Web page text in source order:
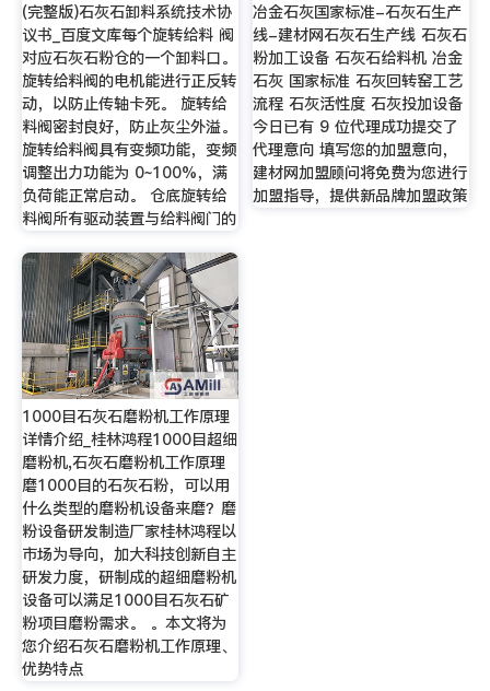
(完整版)石灰石卸料系统技术协
议书_百度文库每个旋转给料 阀
对应石灰石粉仓的一个卸料口。
旋转给料阀的电机能进行正反转
动，以防止传轴卡死。 旋转给
料阀密封良好，防止灰尘外溢。
旋转给料阀具有变频功能，变频
调整出力功能为 0~100%，满
负荷能正常启动。 仓底旋转给
料阀所有驱动装置与给料阀门的
冶金石灰国家标准-石灰石生产
线-建材网石灰石生产线 石灰石
粉加工设备 石灰石给料机 冶金
石灰 国家标准 石灰回转窑工艺
流程 石灰活性度 石灰投加设备
今日已有 9 位代理成功提交了
代理意向 填写您的加盟意向，
建材网加盟顾问将免费为您进行
加盟指导，提供新品牌加盟政策
1000目石灰石磨粉机工作原理
详情介绍_桂林鸿程1000目超细
磨粉机,石灰石磨粉机工作原理
磨1000目的石灰石粉，可以用
什么类型的磨粉机设备来磨？磨
粉设备研发制造厂家桂林鸿程以
市场为导向，加大科技创新自主
研发力度，研制成的超细磨粉机
设备可以满足1000目石灰石矿
粉项目磨粉需求。 。本文将为
您介绍石灰石磨粉机工作原理、
优势特点